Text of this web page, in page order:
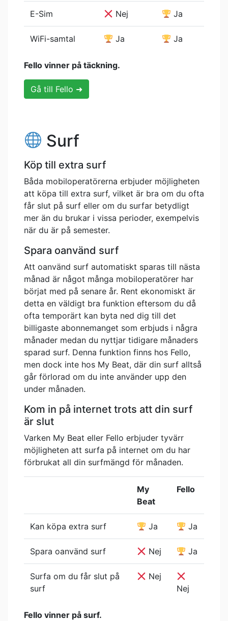
E-Sim Nej Ja
WiFi-samtal Ja Ja
Fello vinner på täckning.
Gå till Fello ➜
Surf
Köp till extra surf
Båda mobiloperatörerna erbjuder möjligheten
att köpa till extra surf, vilket är bra om du ofta
får slut på surf eller om du surfar betydligt
mer än du brukar i vissa perioder, exempelvis
när du är på semester.
Spara oanvänd surf
Att oanvänd surf automatiskt sparas till nästa
månad är något många mobiloperatörer har
börjat med på senare år. Rent ekonomiskt är
detta en väldigt bra funktion eftersom du då
ofta temporärt kan byta ned dig till det
billigaste abonnemanget som erbjuds i några
månader medan du nyttjar tidigare månaders
sparad surf. Denna funktion finns hos Fello,
men dock inte hos My Beat, där din surf alltså
går förlorad om du inte använder upp den
under månaden.
Kom in på internet trots att din surf
är slut
Varken My Beat eller Fello erbjuder tyvärr
möjligheten att surfa på internet om du har
förbrukat all din surfmängd för månaden.
My
Beat
Fello
Kan köpa extra surf Ja Ja
Spara oanvänd surf Nej Ja
Surfa om du får slut på
surf
Nej
Nej
Fello vinner på surf.